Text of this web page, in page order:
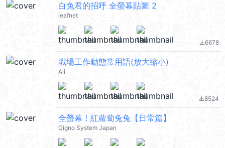
白兔君的招呼 全螢幕貼圖 2
leafnet
file_download6678
職場工作動態常用語(放大縮小)
Ali
file_download8524
全螢幕！紅蘿蔔兔兔【日常篇】
Gigno System Japan